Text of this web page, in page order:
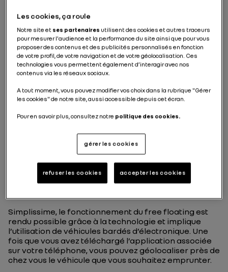
Le free floatingou service de partage de moyens de
transport sans station est une petite révolution.
Jusqu’à récemment, les services de mobilité urbaine
s’appuyaient sur des réseaux de stations fixes, pour le
retrait et le dépôt d’un véhicule. L’arrivée dufree
urbains et la façon de se déplacer en ville.
Le paradis du libre
service
Adieu les bornes, vive la liberté ! En utilisant le modèle
d’autopartage en free floating, vous pouvez utiliser
des véhicules électriques sans jamais vous soucier de
rallier des stations de recharge. Ainsi, vous prenez et
laissez le véhicule à n’importe quel endroit dans une
Simplissime, le fonctionnement du free floating est
rendu possible grâce à la technologie et implique
l’utilisation de véhicules bardés d’électronique. Une
fois que vous avez téléchargé l’application associée
sur votre téléphone, vous pouvez géolocaliser près de
chez vous le véhicule que vous souhaitez emprunter.
Les cookies, ça roule
Notre site et ses partenaires utilisent des cookies et autres traceurs
pour mesurer l'audience et la performance du site ainsi que pour vous
proposer des contenus et des publicités personnalisés en fonction
de votre profil, de votre navigation et de votre géolocalisation. Ces
technologies vous permettent également d’interagir avec nos
contenus via les réseaux sociaux.
A tout moment, vous pouvez modifier vos choix dans la rubrique "Gérer
les cookies" de notre site, aussi accessible depuis cet écran.
Pour en savoir plus, consultez notre politique des cookies.
gérer les cookies
refuser les cookies accepter les cookies